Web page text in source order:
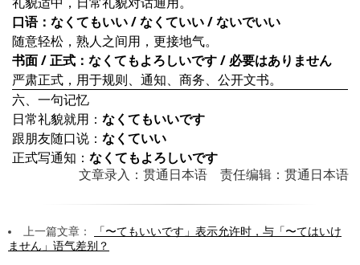
口语：なくてもいい / なくていい / ないでいい
随意轻松，熟人之间用，更接地气。
书面 / 正式：なくてもよろしいです / 必要はありません
严肃正式，用于规则、通知、商务、公开文书。
六、一句记忆
日常礼貌就用： なくてもいいです
跟朋友随口说： なくていい
正式写通知： なくてもよろしいです
文章录入：贯通日本语 责任编辑：贯通日本语
上一篇文章：
「〜てもいいです」表示允许时，与「〜てはいけ
ません」语气差别？